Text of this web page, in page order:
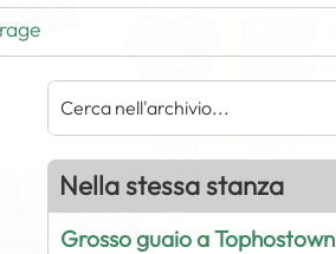
Nella stessa stanza
Grosso guaio a Tophostown